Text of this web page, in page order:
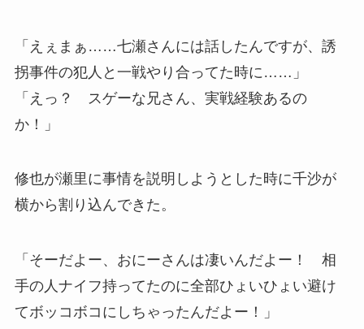
「えぇまぁ……七瀬さんには話したんですが、誘
拐事件の犯人と一戦やり合ってた時に……」
「えっ？ スゲーな兄さん、実戦経験あるの
か！」
修也が瀬里に事情を説明しようとした時に千沙が
横から割り込んできた。
「そーだよー、おにーさんは凄いんだよー！ 相
手の人ナイフ持ってたのに全部ひょいひょい避け
てボッコボコにしちゃったんだよー！」